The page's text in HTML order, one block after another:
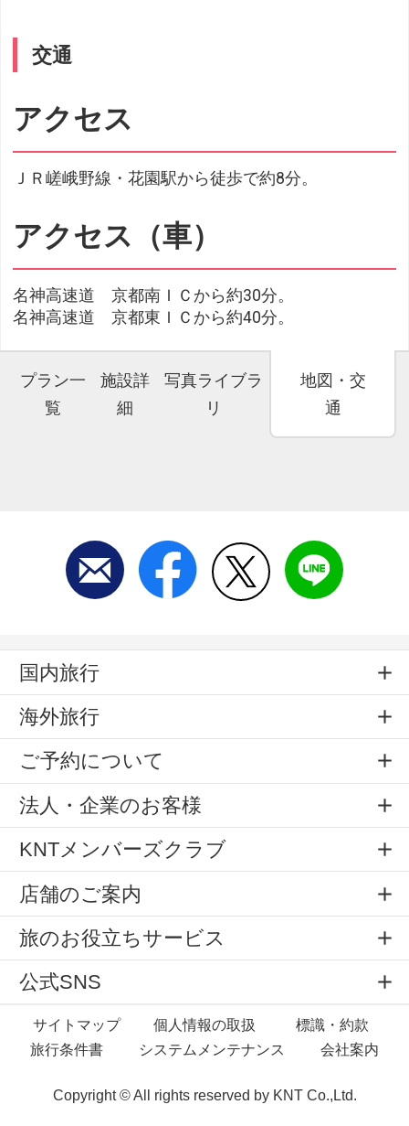
交通
アクセス
ＪＲ嵯峨野線・花園駅から徒歩で約8分。
アクセス（車）
名神高速道 京都南ＩＣから約30分。
名神高速道 京都東ＩＣから約40分。
プラン一
覧
施設詳
細
写真ライブラ
リ
地図・交
通
国内旅行
海外旅行
ご予約について
法人・企業のお客様
KNTメンバーズクラブ
店舗のご案内
旅のお役立ちサービス
公式SNS
サイトマップ 個人情報の取扱
標識・約款
旅行条件書
システムメンテナンス 会社案内
Copyright © All rights reserved by KNT Co.,Ltd.